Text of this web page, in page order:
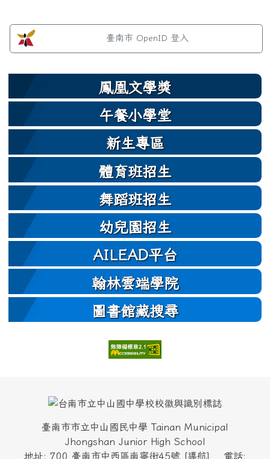
左邊區域內容
臺南市 OpenID 登入
鳳凰文學獎
午餐小學堂
新生專區
體育班招生
舞蹈班招生
幼兒園招生
AILEAD平台
翰林雲端學院
圖書館藏搜尋
頁尾區域內容
臺南市市立中山國民中學 Tainan Municipal
Jhongshan Junior High School
地址: 700 臺南市中西區南寧街45號
[導航] 電話: